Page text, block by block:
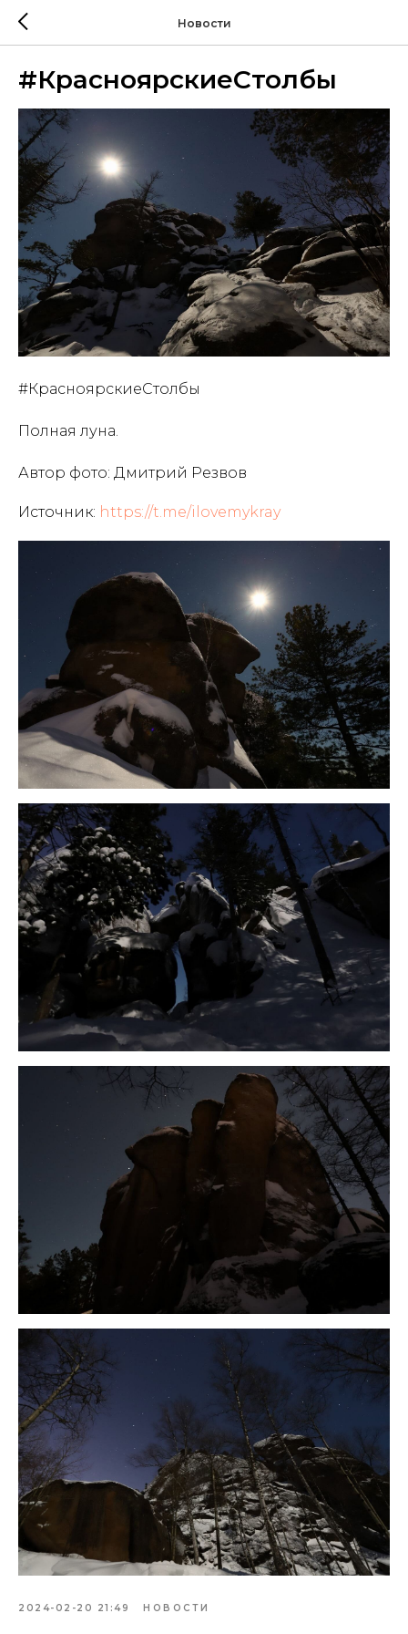
Новости
#КрасноярскиеСтолбы
#КрасноярскиеСтолбы
Полная луна.
Автор фото: Дмитрий Резвов
Источник: https://t.me/ilovemykray
2024-02-20 21:49 НОВОСТИ